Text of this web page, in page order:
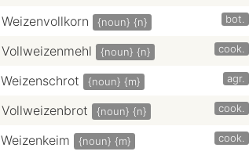
Weizenvollkorn {noun} {n} bot.
Vollweizenmehl {noun} {n} cook.
Weizenschrot {noun} {m} agr.
Vollweizenbrot {noun} {n} cook.
Weizenkeim {noun} {m} cook.